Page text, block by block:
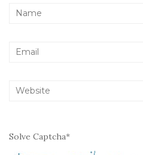
Solve Captcha*